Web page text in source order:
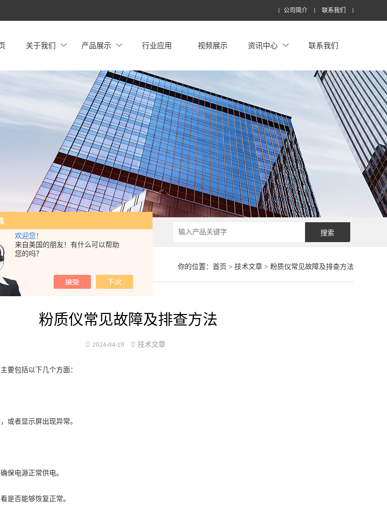
欢迎您！
来自美国的朋友！有什么可以帮助
您的吗？
公司简介 联系我们
关于我们 产品展示 行业应用 视频展示 资讯中心 联系我们
你的位置： 首页 > 技术文章> 粉质仪常见故障及排查方法
粉质仪常见故障及排查方法
2024-04-19 技术文章
要包括以下几个方面：
者显示屏出现异常。
电源正常供电。
否能够恢复正常。